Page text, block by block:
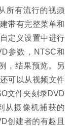
所有流行的视频
带有完整菜单和
定义设置中进行
参数，NTSC和
，结果预览。另
可以从视频文件
文件夹刻录DVD
从摄像机捕获的
创建者的有趣且